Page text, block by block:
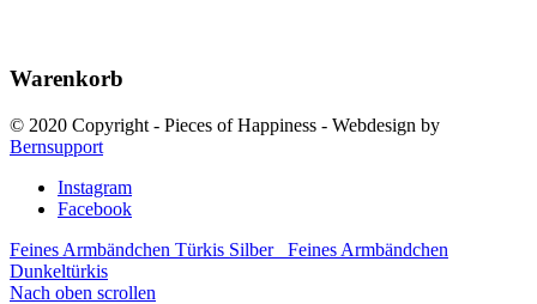
Warenkorb
© 2020 Copyright - Pieces of Happiness - Webdesign by
Bernsupport
Instagram
Facebook
Feines Armbändchen Türkis Silber
Feines Armbändchen
Dunkeltürkis
Nach oben scrollen